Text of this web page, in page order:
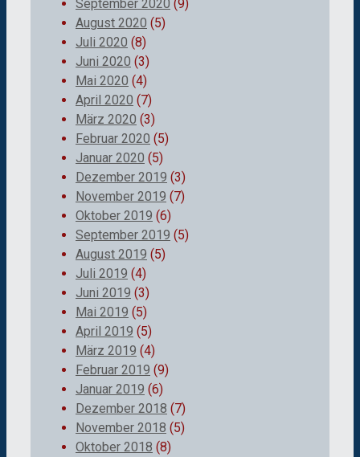
September 2020 (9)
August 2020 (5)
Juli 2020 (8)
Juni 2020 (3)
Mai 2020 (4)
April 2020 (7)
März 2020 (3)
Februar 2020 (5)
Januar 2020 (5)
Dezember 2019 (3)
November 2019 (7)
Oktober 2019 (6)
September 2019 (5)
August 2019 (5)
Juli 2019 (4)
Juni 2019 (3)
Mai 2019 (5)
April 2019 (5)
März 2019 (4)
Februar 2019 (9)
Januar 2019 (6)
Dezember 2018 (7)
November 2018 (5)
Oktober 2018 (8)